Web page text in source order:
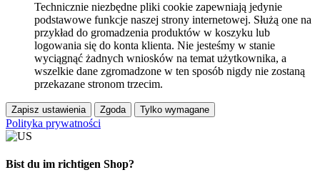
Technicznie niezbędne pliki cookie zapewniają jedynie
podstawowe funkcje naszej strony internetowej. Służą one na
przykład do gromadzenia produktów w koszyku lub
logowania się do konta klienta. Nie jesteśmy w stanie
wyciągnąć żadnych wniosków na temat użytkownika, a
wszelkie dane zgromadzone w ten sposób nigdy nie zostaną
przekazane stronom trzecim.
Zapisz ustawienia Zgoda Tylko wymagane
Polityka prywatności
Bist du im richtigen Shop?